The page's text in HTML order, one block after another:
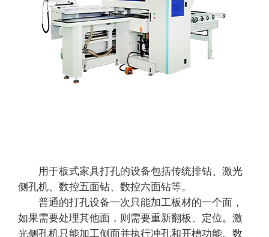
用于板式家具打孔的设备包括传统排钻、激光
侧孔机、数控五面钻、数控六面钻等。
普通的打孔设备一次只能加工板材的一个面，
如果需要处理其他面，则需要重新翻板、定位。激
光侧孔机只能加工侧面并执行冲孔和开槽功能。数